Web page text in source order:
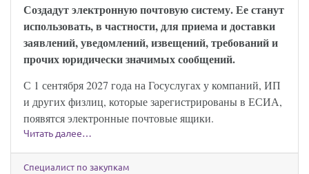
Создадут электронную почтовую систему. Ее станут
использовать, в частности, для приема и доставки
заявлений, уведомлений, извещений, требований и
прочих юридически значимых сообщений.
С 1 сентября 2027 года на Госуслугах у компаний, ИП
и других физлиц, которые зарегистрированы в ЕСИА,
появятся электронные почтовые ящики.
Читать далее…
Специалист по закупкам